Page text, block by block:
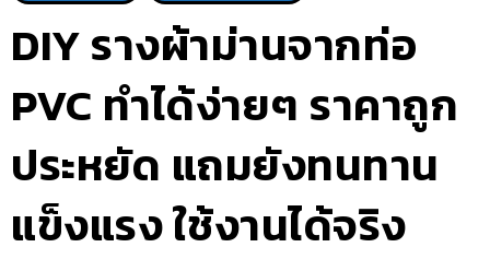
DIY รางผ้าม่านจากท่อ
PVC ทำได้ง่ายๆ ราคาถูก
ประหยัด แถมยังทนทาน
แข็งแรง ใช้งานได้จริง